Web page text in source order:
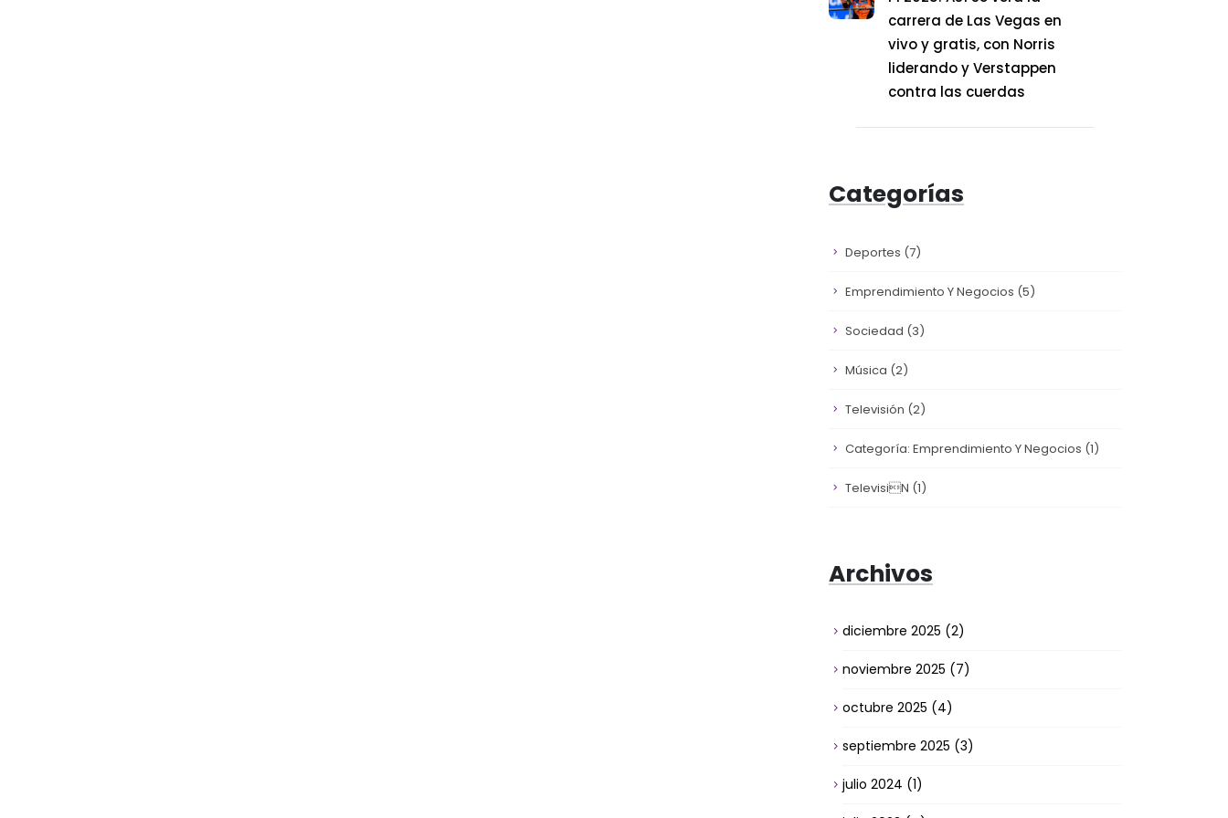
carrera de Las Vegas en
vivo y gratis, con Norris
liderando y Verstappen
contra las cuerdas
Categorías
Deportes (7)
Emprendimiento Y Negocios (5)
Sociedad (3)
Música (2)
Televisión (2)
Categoría: Emprendimiento Y Negocios (1)
Televisin (1)
Archivos
diciembre 2025 (2)
noviembre 2025 (7)
octubre 2025 (4)
septiembre 2025 (3)
julio 2024 (1)